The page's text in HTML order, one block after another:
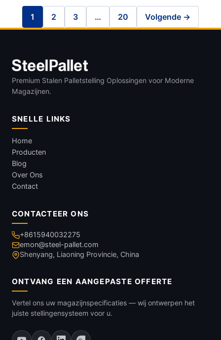
1 2 3 … 20 Volgende →
Premium Stalen Palletstelling Oplossingen voor Moderne
Magazijnen.
SNELLE LINKS
Home
Producten
Blog
Over Ons
Contact
CONTACTEER ONS
+8615940032275
emon@steel-pallet.com
Shenyang, Liaoning Provincie, China
ONTVANG EEN AANGEPASTE OFFERTE
Vertel ons uw magazijnspecificaties — wij ontwerpen het
juiste stellingensysteem voor u.